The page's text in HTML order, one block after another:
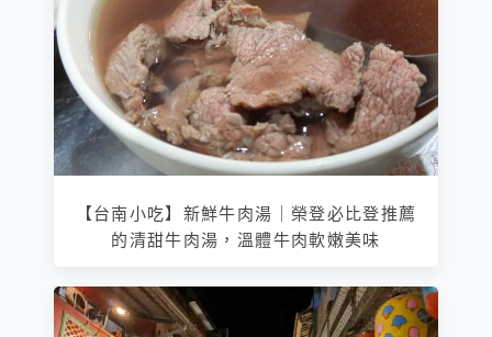
【台南小吃】新鮮牛肉湯｜榮登必比登推薦
的清甜牛肉湯，溫體牛肉軟嫩美味